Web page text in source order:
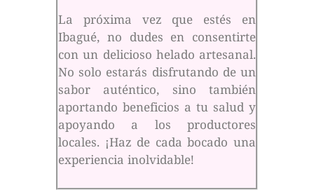
La próxima vez que estés en
Ibagué, no dudes en consentirte
con un delicioso helado artesanal.
No solo estarás disfrutando de un
sabor auténtico, sino también
aportando beneficios a tu salud y
apoyando a los productores
locales. ¡Haz de cada bocado una
experiencia inolvidable!